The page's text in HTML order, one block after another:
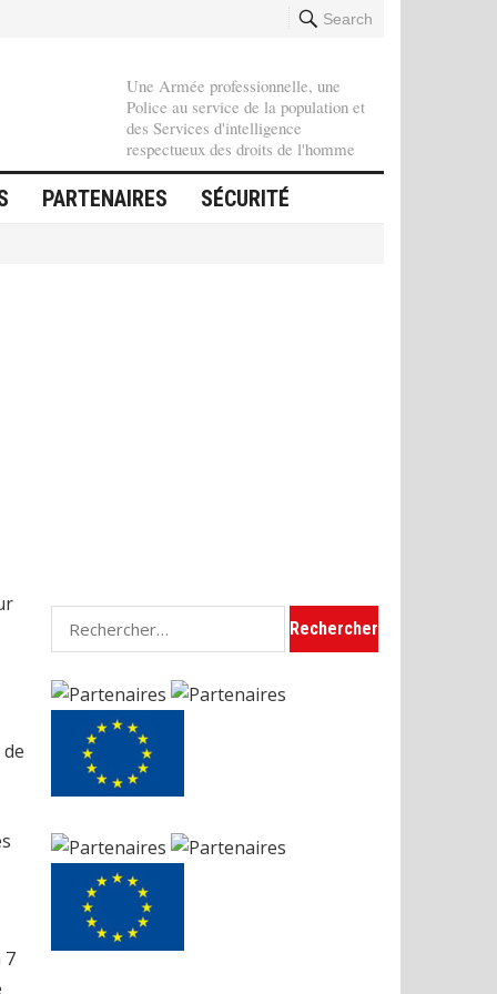
Search
Une Armée professionnelle, une
Police au service de la population et
des Services d'intelligence
respectueux des droits de l'homme
PARTENAIRES SÉCURITÉ
7
Rechercher :